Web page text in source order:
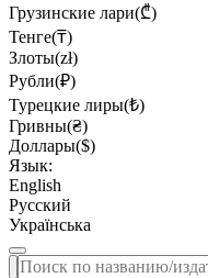
Грузинские лари(₾)
Тенге(₸)
Злоты(zł)
Рубли(₽)
Турецкие лиры(₺)
Гривны(₴)
Доллары($)
Язык:
English
Русский
Українська